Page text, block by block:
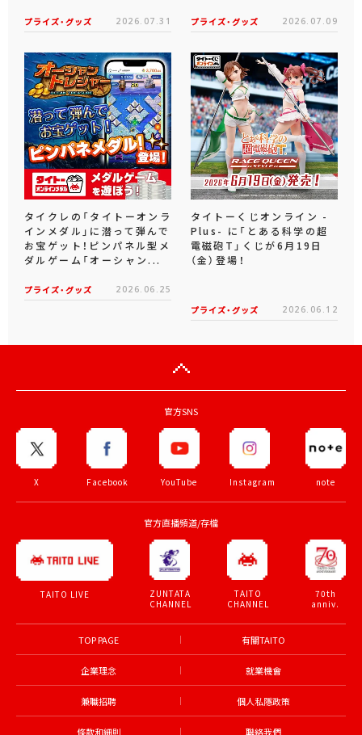
プライズ・グッズ 2026.07.31 プライズ・グッズ 2026.07.09
タイクレの「タイトーオンラ
インメダル」に潜って弾んで
お宝ゲット！ピンパネル型メ
ダルゲーム「オーシャン...
プライズ・グッズ 2026.06.25
タイトーくじオンライン -
Plus- に「とある科学の超
電磁砲T」くじが6月19日
（金）登場！
プライズ・グッズ 2026.06.12
官方SNS
X Facebook YouTube Instagram note
官方直播頻道/存檔
TAITO LIVE
ZUNTATA
CHANNEL
TAITO
CHANNEL
70th
anniv.
TOP PAGE 有關TAITO
企業理念 就業機會
兼職招聘 個人私隱政策